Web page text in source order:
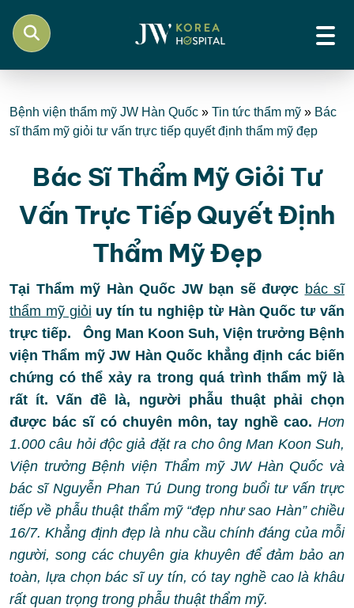
Bệnh viện thẩm mỹ JW Hàn Quốc » Tin tức thẩm mỹ » Bác
sĩ thẩm mỹ giỏi tư vấn trực tiếp quyết định thẩm mỹ đẹp
Bác Sĩ Thẩm Mỹ Giỏi Tư
Vấn Trực Tiếp Quyết Định
Thẩm Mỹ Đẹp
Tại Thẩm mỹ Hàn Quốc JW bạn sẽ được bác sĩ
thẩm mỹ giỏi uy tín tu nghiệp từ Hàn Quốc tư vấn
trực tiếp.
Ông Man Koon Suh, Viện trưởng Bệnh
viện Thẩm mỹ JW Hàn Quốc khẳng định các biến
chứng có thể xảy ra trong quá trình thẩm mỹ là
rất ít. Vấn đề là, người phẫu thuật phải chọn
được bác sĩ có chuyên môn, tay nghề cao. Hơn
1.000 câu hỏi độc giả đặt ra cho ông Man Koon Suh,
Viện trưởng Bệnh viện Thẩm mỹ JW Hàn Quốc và
bác sĩ Nguyễn Phan Tú Dung trong buổi tư vấn trực
tiếp về phẫu thuật thẩm mỹ “đẹp như sao Hàn” chiều
16/7. Khẳng định đẹp là nhu cầu chính đáng của mỗi
người, song các chuyên gia khuyên để đảm bảo an
toàn, lựa chọn bác sĩ uy tín, có tay nghề cao là khâu
rất quan trọng trong phẫu thuật thẩm mỹ.